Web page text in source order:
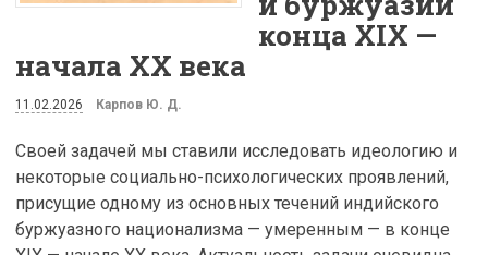
конца XIX —
начала XX века
11.02.2026 Карпов Ю. Д.
Своей задачей мы ставили исследовать идеологию и
некоторые социально-психологических проявлений,
присущие одному из основных течений индийского
буржуазного национализма — умеренным — в конце